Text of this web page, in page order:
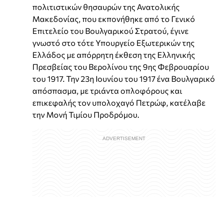
πολιτιστικών θησαυρών της Ανατολικής
Μακεδονίας, που εκπονήθηκε από το Γενικό
Επιτελείο του Βουλγαρικού Στρατού, έγινε
γνωστό στο τότε Υπουργείο Εξωτερικών της
Ελλάδος με απόρρητη έκθεση της Ελληνικής
Πρεσβείας του Βερολίνου της 9ης Φεβρουαρίου
του 1917. Την 23η Ιουνίου του 1917 ένα Βουλγαρικό
απόσπασμα, με τριάντα οπλοφόρους και
επικεφαλής τον υπολοχαγό Πετρώφ, κατέλαβε
την Μονή Τιμίου Προδρόμου.